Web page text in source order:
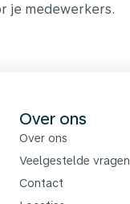
je medewerkers.
Over ons
Over ons
Veelgestelde vragen
Contact